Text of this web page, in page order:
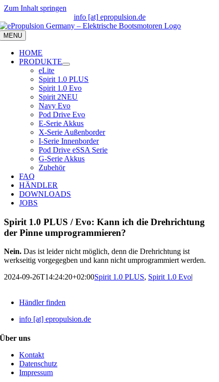
Zum Inhalt springen
info [at] epropulsion.de
MENU
HOME
PRODUKTE
eLite
Spirit 1.0 PLUS
Spirit 1.0 Evo
Spirit 2NEU
Navy Evo
Pod Drive Evo
E-Serie Akkus
X-Serie Außenborder
I-Serie Innenborder
Pod Drive eSSA Serie
G-Serie Akkus
Zubehör
FAQ
HÄNDLER
DOWNLOADS
JOBS
Spirit 1.0 PLUS / Evo: Kann ich die Drehrichtung
der Pinne umprogrammieren?
Nein. Das ist leider nicht möglich, denn die Drehrichtung ist
werkseitig vorgegegben und kann nicht umprogrammiert werden.
2024-09-26T14:24:20+02:00Spirit 1.0 PLUS, Spirit 1.0 Evo|
Händler finden
info [at] epropulsion.de
Über uns
Kontakt
Datenschutz
Impressum